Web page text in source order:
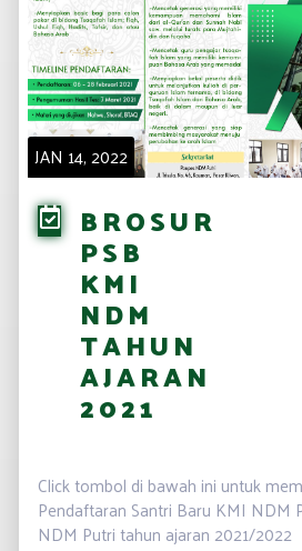
JAN 14, 2022
BROSUR
PSB
KMI
NDM
TAHUN
AJARAN
2021
Click tombol di bawah ini untuk
Pendaftaran Santri Baru KMI NDM
NDM Putri tahun ajaran 2021/2022